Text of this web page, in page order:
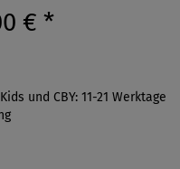
€ *
und CBY: 11-21 Werktage